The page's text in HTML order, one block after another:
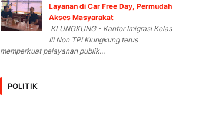
Layanan di Car Free Day, Permudah
Akses Masyarakat
KLUNGKUNG - Kantor Imigrasi Kelas
III Non TPI Klungkung terus
memperkuat pelayanan publik...
POLITIK